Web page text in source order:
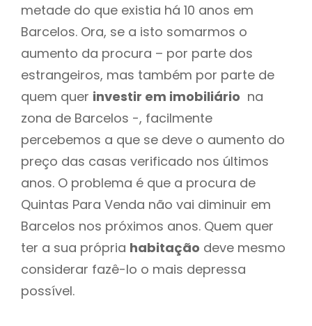
metade do que existia há 10 anos em
Barcelos. Ora, se a isto somarmos o
aumento da procura – por parte dos
estrangeiros, mas também por parte de
quem quer investir em imobiliário na
zona de Barcelos -, facilmente
percebemos a que se deve o aumento do
preço das casas verificado nos últimos
anos. O problema é que a procura de
Quintas Para Venda não vai diminuir em
Barcelos nos próximos anos. Quem quer
ter a sua própria habitação deve mesmo
considerar fazê-lo o mais depressa
possível.